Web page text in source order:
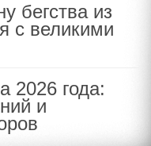
бегства из
с великими
2026 года:
и